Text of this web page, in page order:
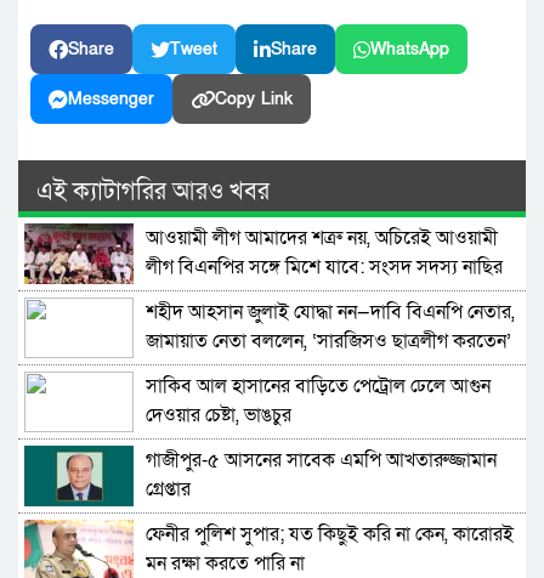
Share Tweet Share WhatsApp
Messenger Copy Link
এই ক্যাটাগরির আরও খবর
আওয়ামী লীগ আমাদের শত্রু নয়, অচিরেই আওয়ামী
লীগ বিএনপির সঙ্গে মিশে যাবে: সংসদ সদস্য নাছির
শহীদ আহসান জুলাই যোদ্ধা নন—দাবি বিএনপি নেতার,
জামায়াত নেতা বললেন, ‘সারজিসও ছাত্রলীগ করতেন’
সাকিব আল হাসানের বাড়িতে পেট্রোল ঢেলে আগুন
দেওয়ার চেষ্টা, ভাঙচুর
গাজীপুর-৫ আসনের সাবেক এমপি আখতারুজ্জামান
গ্রেপ্তার
ফেনীর পুলিশ সুপার; যত কিছুই করি না কেন, কারোরই
মন রক্ষা করতে পারি না